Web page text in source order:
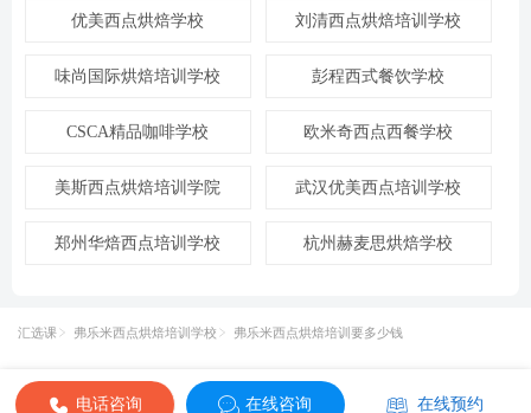
优美西点烘焙学校 刘清西点烘焙培训学校
味尚国际烘焙培训学校 彭程西式餐饮学校
CSCA精品咖啡学校 欧米奇西点西餐学校
美斯西点烘焙培训学院 武汉优美西点培训学校
郑州华焙西点培训学校 杭州赫麦思烘焙学校
汇选课 弗乐米西点烘焙培训学校 弗乐米西点烘焙培训要多少钱
电话咨询 在线咨询 在线预约